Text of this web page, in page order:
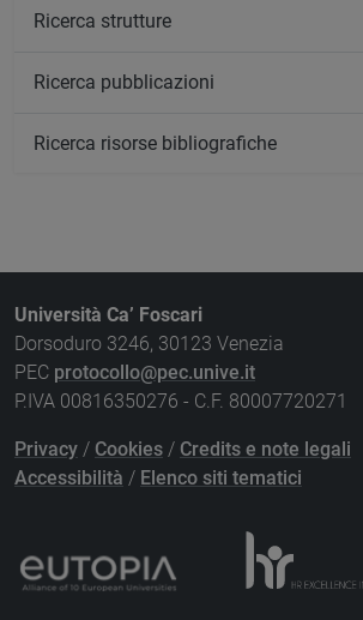
Ricerca strutture
Ricerca pubblicazioni
Ricerca risorse bibliografiche
Università Ca’ Foscari
Dorsoduro 3246, 30123 Venezia
PEC protocollo@pec.unive.it
P.IVA 00816350276 - C.F. 80007720271
Privacy / Cookies / Credits e note legali
Accessibilità / Elenco siti tematici